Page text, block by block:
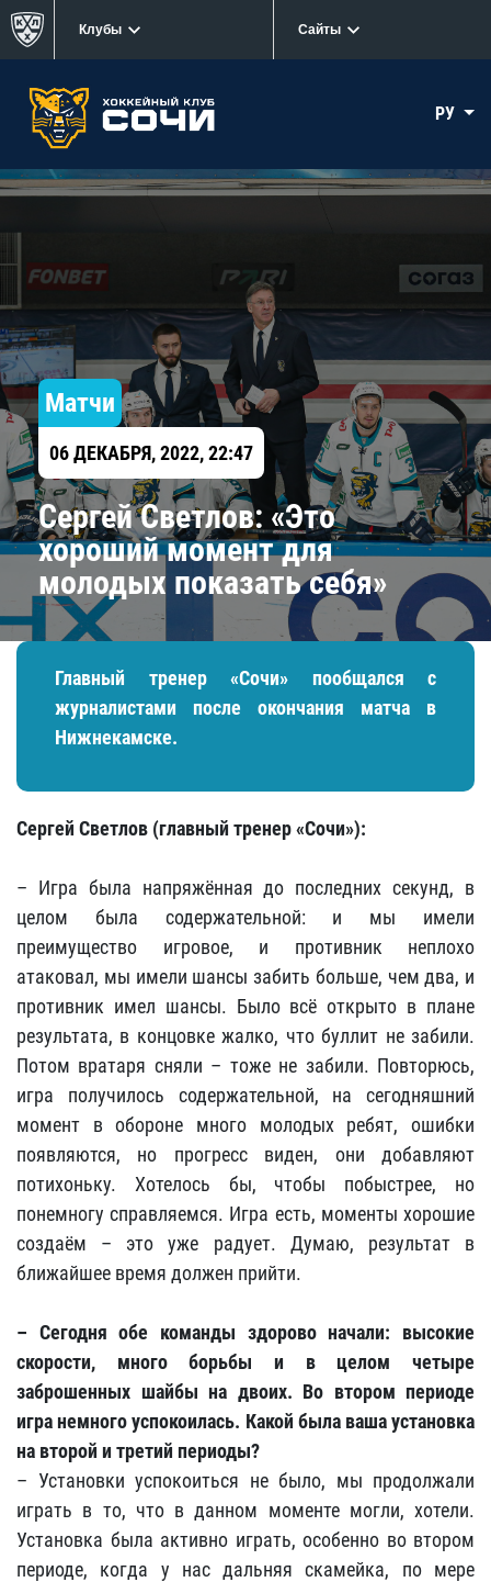
Клубы Сайты
РУ
Матчи
06 ДЕКАБРЯ, 2022, 22:47
Сергей Светлов: «Это
хороший момент для
молодых показать себя»
Главный тренер «Сочи» пообщался с
журналистами после окончания матча в
Нижнекамске.
Сергей Светлов (главный тренер «Сочи»):
– Игра была напряжённая до последних секунд, в
целом была содержательной: и мы имели
преимущество игровое, и противник неплохо
атаковал, мы имели шансы забить больше, чем два, и
противник имел шансы. Было всё открыто в плане
результата, в концовке жалко, что буллит не забили.
Потом вратаря сняли – тоже не забили. Повторюсь,
игра получилось содержательной, на сегодняшний
момент в обороне много молодых ребят, ошибки
появляются, но прогресс виден, они добавляют
потихоньку. Хотелось бы, чтобы побыстрее, но
понемногу справляемся. Игра есть, моменты хорошие
создаём – это уже радует. Думаю, результат в
ближайшее время должен прийти.
– Сегодня обе команды здорово начали: высокие
скорости, много борьбы и в целом четыре
заброшенных шайбы на двоих. Во втором периоде
игра немного успокоилась. Какой была ваша установка
на второй и третий периоды?
– Установки успокоиться не было, мы продолжали
играть в то, что в данном моменте могли, хотели.
Установка была активно играть, особенно во втором
периоде, когда у нас дальняя скамейка, по мере